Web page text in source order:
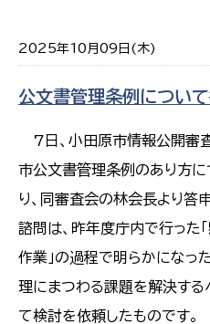
2025年10月09日(木)
公文書管理条例につい
7日、小田原市情報公開審
市公文書管理条例のあり方に
り、同審査会の林会長より答
諮問は、昨年度庁内で行った
作業」の過程で明らかになっ
理にまつわる課題を解決する
て検討を依頼したものです。